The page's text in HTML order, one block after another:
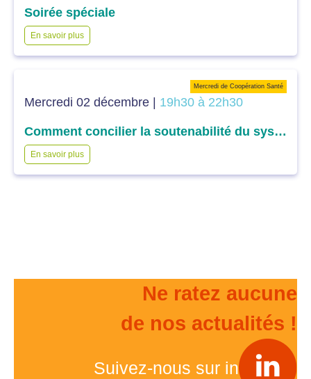
Soirée spéciale
En savoir plus
Mercredi 02 décembre | 19h30 à 22h30
Mercredi de Coopération Santé
Comment concilier la soutenabilité du système et l’efficience des dépenses dans l’accès aux soins : la question du financement ?
En savoir plus
Ne ratez aucune
de nos actualités !
Suivez-nous sur in